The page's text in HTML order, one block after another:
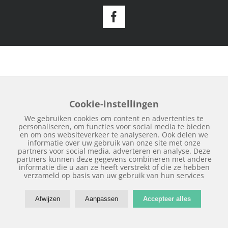
Facebook
Cookie-instellingen
We gebruiken cookies om content en advertenties te
personaliseren, om functies voor social media te bieden
en om ons websiteverkeer te analyseren. Ook delen we
informatie over uw gebruik van onze site met onze
partners voor social media, adverteren en analyse. Deze
partners kunnen deze gegevens combineren met andere
informatie die u aan ze heeft verstrekt of die ze hebben
verzameld op basis van uw gebruik van hun services
Afwijzen Aanpassen Accepteer alles